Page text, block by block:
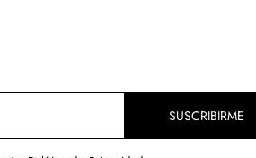
SUSCRIBIRME